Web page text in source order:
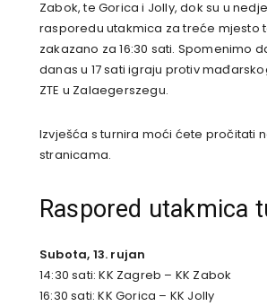
Zabok, te Gorica i Jolly, dok su u
rasporedu utakmica za treće mjesto
zakazano za 16:30 sati. Spomenimo
danas u 17 sati igraju protiv
ZTE u Zalaegerszegu.
Izvješća s turnira moći ćete pročitati
stranicama.
Raspored utakmica
Subota, 13. rujan
14:30 sati: KK Zagreb – KK Zabok
16:30 sati: KK Gorica – KK Jolly